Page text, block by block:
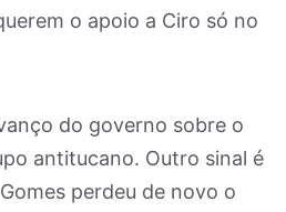
o apoio a Ciro só no
do governo sobre o
antitucano. Outro sinal é
perdeu de novo o